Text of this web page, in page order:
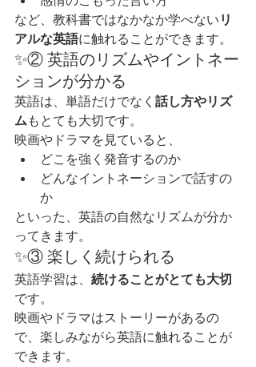
など、教科書ではなかなか学べない リ
アルな英語に触れることができます。
✨② 英語のリズムやイントネー
ションが分かる
英語は、単語だけでなく 話し方やリズ
ム もとても大切です。
映画やドラマを見ていると、
どこを強く発音するのか
どんなイントネーションで話すの
か
といった、英語の自然なリズムが分か
ってきます。
✨③ 楽しく続けられる
英語学習は、 続けることがとても大切
です。
映画やドラマはストーリーがあるの
で、楽しみながら英語に触れることが
できます。